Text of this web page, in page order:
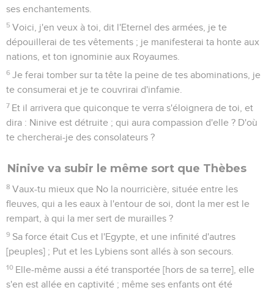
ses enchantements.
5 Voici, j'en veux à toi, dit l'Eternel des armées, je te
dépouillerai de tes vêtements ; je manifesterai ta honte aux
nations, et ton ignominie aux Royaumes.
6 Je ferai tomber sur ta tête la peine de tes abominations, je
te consumerai et je te couvrirai d'infamie.
7 Et il arrivera que quiconque te verra s'éloignera de toi, et
dira : Ninive est détruite ; qui aura compassion d'elle ? D'où
te chercherai-je des consolateurs ?
Ninive va subir le même sort que Thèbes
8 Vaux-tu mieux que No la nourricière, située entre les
fleuves, qui a les eaux à l'entour de soi, dont la mer est le
rempart, à qui la mer sert de murailles ?
9 Sa force était Cus et l'Egypte, et une infinité d'autres
[peuples] ; Put et les Lybiens sont allés à son secours.
10 Elle-même aussi a été transportée [hors de sa terre], elle
s'en est allée en captivité ; même ses enfants ont été